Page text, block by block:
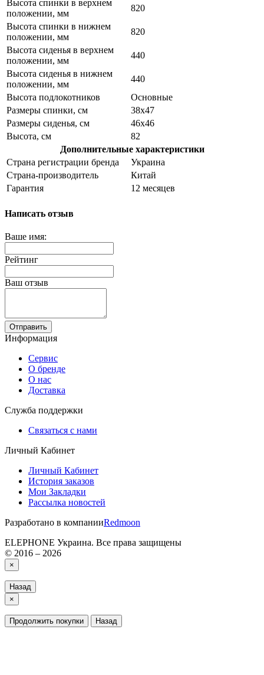
Высота спинки в верхнем
положении, мм
820
Высота спинки в нижнем
положении, мм
820
Высота сиденья в верхнем
положении, мм
440
Высота сиденья в нижнем
положении, мм
440
Высота подлокотников
Основные
Размеры спинки, см
38х47
Размеры сиденья, см
46х46
Высота, см
82
Дополнительные характеристики
Страна регистрации бренда
Украина
Страна-производитель
Китай
Гарантия
12 месяцев
Написать отзыв
Ваше имя:
Рейтинг
Ваш отзыв
Отправить
Информация
Сервис
О бренде
О нас
Доставка
Служба поддержки
Связаться с нами
Личный Кабинет
Личный Кабинет
История заказов
Мои Закладки
Рассылка новостей
Разработано в компанииRedmoon
ELEPHONE Украина. Все права защищены
© 2016 – 2026
×
Назад
×
Продолжить покупки Назад